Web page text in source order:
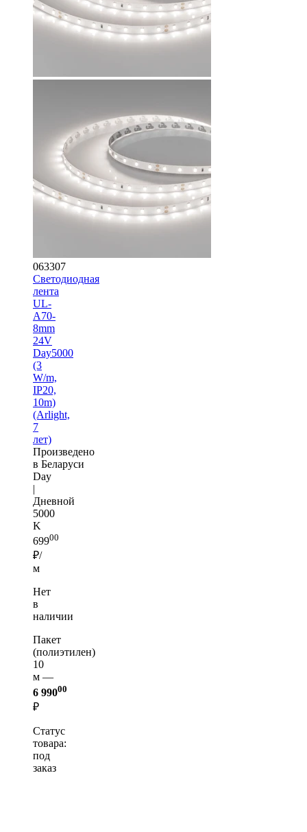
063307
Светодиодная
лента
UL-
A70-
8mm
24V
Day5000
(3
W/m,
IP20,
10m)
(Arlight,
7
лет)
Произведено
в Беларуси
Day
|
Дневной
5000
K
69900
₽/
м
Нет
в
наличии
Пакет
(полиэтилен)
10
м —
6 99000
₽
Статус
товара:
под
заказ